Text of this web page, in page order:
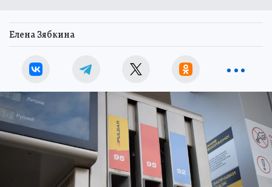
Елена Зябкина